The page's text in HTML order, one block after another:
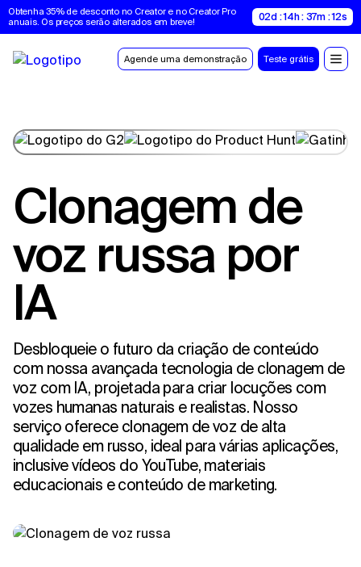
Obtenha 35% de desconto no Creator e no Creator Pro
anuais. Os preços serão alterados em breve!
02d : 14h : 37m : 11s
Agende uma demonstração Teste grátis
Clonagem de
voz russa por
IA
Desbloqueie o futuro da criação de conteúdo
com nossa avançada tecnologia de clonagem de
voz com IA, projetada para criar locuções com
vozes humanas naturais e realistas. Nosso
serviço oferece clonagem de voz de alta
qualidade em russo, ideal para várias aplicações,
inclusive vídeos do YouTube, materiais
educacionais e conteúdo de marketing.